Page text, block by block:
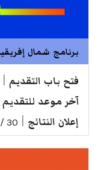
برنامج شمال
فتح باب التقديم
آخر موعد للتقديم
إعلان النتائج 30 / 6 / 2024